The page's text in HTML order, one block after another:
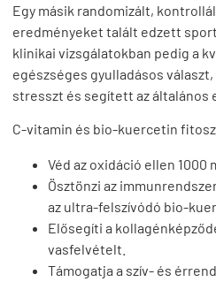
Egy másik randomizált,
eredményeket talált edzett
klinikai vizsgálatokban pedig a
egészséges gyulladásos
stresszt és segített az általános
C-vitamin és bio-kuercetin
Véd az oxidáció ellen 1000
Ösztönzi az
az ultra-felszívódó bio-
Elősegíti a
vasfelvételt.
Támogatja a szív- és